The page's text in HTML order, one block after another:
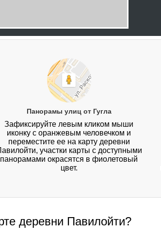
Панорамы улиц от Гугла
Зафиксируйте левым кликом мыши
иконку с оранжевым человечком и
переместите ее на карту деревни
участки карты с доступными
панорамами окрасятся в фиолетовый
цвет.
деревни Павилойти?